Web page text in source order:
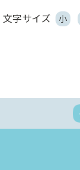
文字サイズ 小